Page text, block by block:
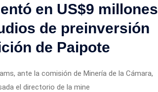
en US$9 millones
de preinversión
de Paipote
ante la comisión de Minería de la Cámara,
el directorio de la mine